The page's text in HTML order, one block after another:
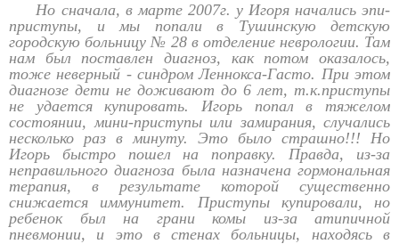
Но сначала, в марте 2007г. у Игоря начались эпи-
приступы, и мы попали в Тушинскую детскую
городскую больницу № 28 в отделение неврологии. Там
нам был поставлен диагноз, как потом оказалось,
тоже неверный - синдром Леннокса-Гасто. При этом
диагнозе дети не доживают до 6 лет, т.к.приступы
не удается купировать. Игорь попал в тяжелом
состоянии, мини-приступы или замирания, случались
несколько раз в минуту. Это было страшно!!! Но
Игорь быстро пошел на поправку. Правда, из-за
неправильного диагноза была назначена гормональная
терапия, в результате которой существенно
снижается иммунитет. Приступы купировали, но
ребенок был на грани комы из-за атипичной
пневмонии, и это в стенах больницы, находясь в